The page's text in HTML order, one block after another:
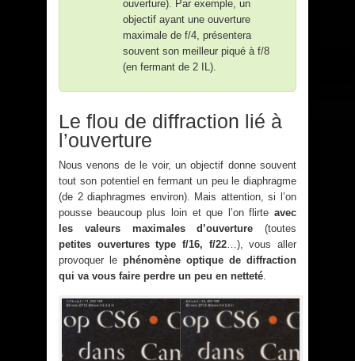
ouverture). Par exemple, un
objectif ayant une ouverture
maximale de f/4, présentera
souvent son meilleur piqué à f/8
(en fermant de 2 IL).
Le flou de diffraction lié à
l’ouverture
Nous venons de le voir, un objectif donne souvent
tout son potentiel en fermant un peu le diaphragme
(de 2 diaphragmes environ). Mais attention, si l’on
pousse beaucoup plus loin et que l’on flirte avec
les valeurs maximales d’ouverture (toutes
petites ouvertures type f/16, f/22…), vous aller
provoquer le phénomène optique de diffraction
qui va vous faire perdre un peu en netteté.